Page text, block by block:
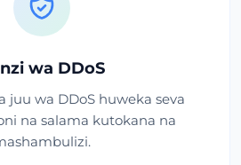
wa DDoS
juu wa DDoS huweka seva
na salama kutokana na